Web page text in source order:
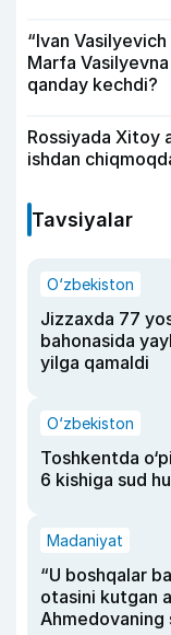
“Ivan
Marfa
qanday kechdi?
Rossiyada Xitoy
ishdan
Tavsiyalar
O‘zbekiston
Jizzaxda 77
bahonasida
yilga qamaldi
O‘zbekiston
Toshkentda
6 kishiga sud
Madaniyat
“U boshqalar
otasini kutgan
Ahmedovaning